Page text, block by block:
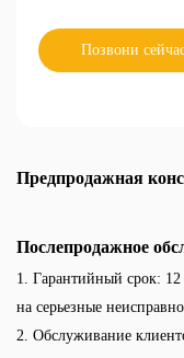
Позвони
Предпродажная
Послепродажное
1. Гарантийный срок: 12
на серьезные
2. Обслуживание